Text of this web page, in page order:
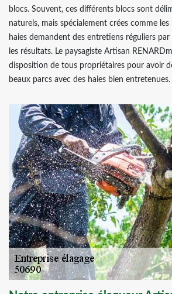
blocs. Souvent, ces différents blocs sont
naturels, mais spécialement crées comme les
haies demandent des entretiens réguliers
les résultats. Le paysagiste Artisan
disposition de tous propriétaires pour avoir
beaux parcs avec des haies bien entretenues.